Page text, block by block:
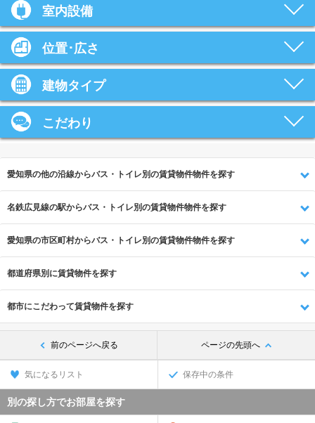
室内設備
位置･広さ
建物タイプ
こだわり
愛知県の他の沿線からバス・トイレ別の賃貸物件物件を探す
名鉄広見線の駅からバス・トイレ別の賃貸物件物件を探す
愛知県の市区町村からバス・トイレ別の賃貸物件物件を探す
都道府県別に賃貸物件を探す
都市にこだわって賃貸物件を探す
前のページへ戻る ページの先頭へ
気になるリスト 保存中の条件
別の探し方でお部屋を探す